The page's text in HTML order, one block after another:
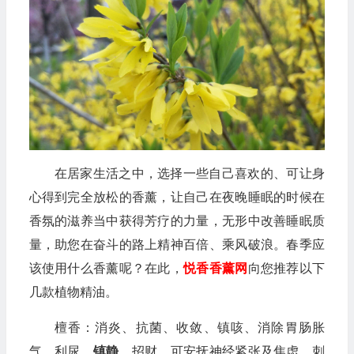
在居家生活之中，选择一些自己喜欢的、可让身
心得到完全放松的香薰，让自己在夜晚睡眠的时候在
香氛的滋养当中获得芳疗的力量，无形中改善睡眠质
量，助您在奋斗的路上精神百倍、乘风破浪。春季应
该使用什么香薰呢？在此，悦香香薰网 向您推荐以下
几款植物精油。
檀香：消炎、抗菌、收敛、镇咳、消除胃肠胀